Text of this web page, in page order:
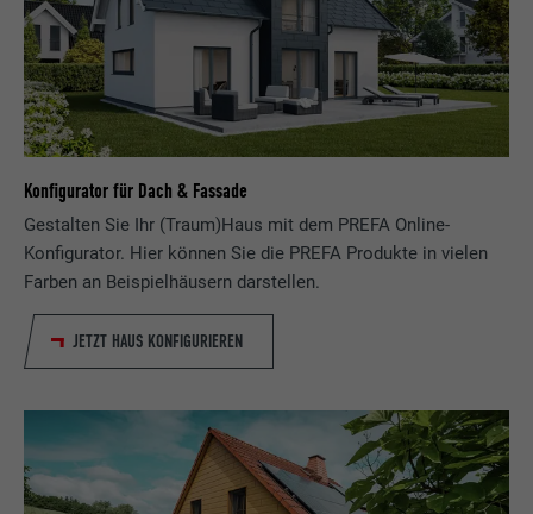
Konfigurator für Dach & Fassade
Gestalten Sie Ihr (Traum)Haus mit dem PREFA Online-
Konfigurator. Hier können Sie die PREFA Produkte in vielen
Farben an Beispielhäusern darstellen.
JETZT HAUS KONFIGURIEREN